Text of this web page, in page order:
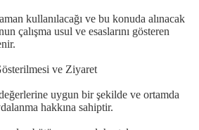
kullanılacağı ve bu konuda alınacak
çalışma usul ve esaslarını gösteren
ve Ziyaret
uygun bir şekilde ve ortamda
hakkına sahiptir.